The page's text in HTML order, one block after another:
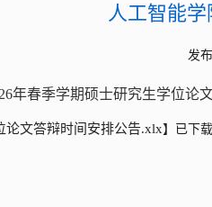
人工智能
发
年春季学期硕士研究生学位论
文答辩时间安排公告.xlsx】已下载